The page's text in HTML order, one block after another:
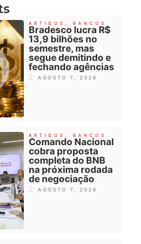
ARTIGOS BANCOS
Bradesco lucra R$
13,9 bilhões no
semestre, mas
segue demitindo e
fechando agências
AGOSTO 7, 2026
ARTIGOS BANCOS
Comando Nacional
cobra proposta
completa do BNB
na próxima rodada
de negociação
AGOSTO 7, 2026